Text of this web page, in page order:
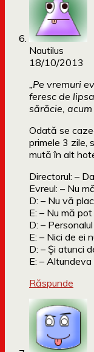
Nautilus
18/10/2013
„Pe vremuri
feresc de
sărăcie, acum
Odată se
primele 3 zile,
mută în alt
Directorul: –
Evreul: – Nu
D: – Nu vă
E: – Nu mă pot
D: –
E: – Nici de ei
D: – Şi atunci
E: –
Răspunde